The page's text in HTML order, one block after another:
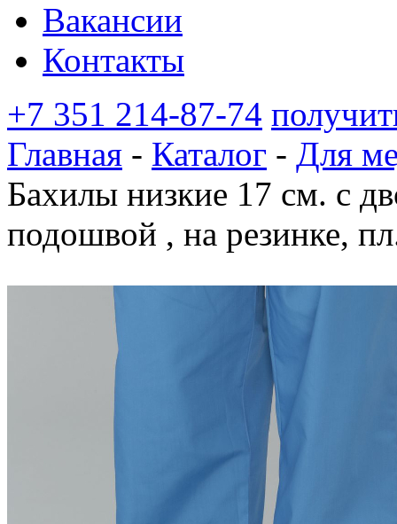
Вакансии
Контакты
+7 351 214-87-74
Главная - Каталог - Для
Бахилы низкие 17 см. с
подошвой , на резинке,